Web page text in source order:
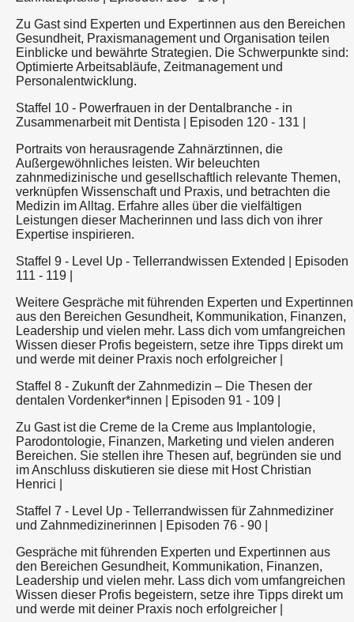
Zu Gast sind Experten und Expertinnen aus den Bereichen
Gesundheit, Praxismanagement und Organisation teilen
Einblicke und bewährte Strategien. Die Schwerpunkte sind:
Optimierte Arbeitsabläufe, Zeitmanagement und
Personalentwicklung.
Staffel 10 - Powerfrauen in der Dentalbranche - in
Zusammenarbeit mit Dentista | Episoden 120 - 131 |
Portraits von herausragende Zahnärztinnen, die
Außergewöhnliches leisten. Wir beleuchten
zahnmedizinische und gesellschaftlich relevante Themen,
verknüpfen Wissenschaft und Praxis, und betrachten die
Medizin im Alltag. Erfahre alles über die vielfältigen
Leistungen dieser Macherinnen und lass dich von ihrer
Expertise inspirieren.
Staffel 9 - Level Up - Tellerrandwissen Extended | Episoden
111 - 119 |
Weitere Gespräche mit führenden Experten und Expertinnen
aus den Bereichen Gesundheit, Kommunikation, Finanzen,
Leadership und vielen mehr. Lass dich vom umfangreichen
Wissen dieser Profis begeistern, setze ihre Tipps direkt um
und werde mit deiner Praxis noch erfolgreicher |
Staffel 8 - Zukunft der Zahnmedizin – Die Thesen der
dentalen Vordenker*innen | Episoden 91 - 109 |
Zu Gast ist die Creme de la Creme aus Implantologie,
Parodontologie, Finanzen, Marketing und vielen anderen
Bereichen. Sie stellen ihre Thesen auf, begründen sie und
im Anschluss diskutieren sie diese mit Host Christian
Henrici |
Staffel 7 - Level Up - Tellerrandwissen für Zahnmediziner
und Zahnmedizinerinnen | Episoden 76 - 90 |
Gespräche mit führenden Experten und Expertinnen aus
den Bereichen Gesundheit, Kommunikation, Finanzen,
Leadership und vielen mehr. Lass dich vom umfangreichen
Wissen dieser Profis begeistern, setze ihre Tipps direkt um
und werde mit deiner Praxis noch erfolgreicher |